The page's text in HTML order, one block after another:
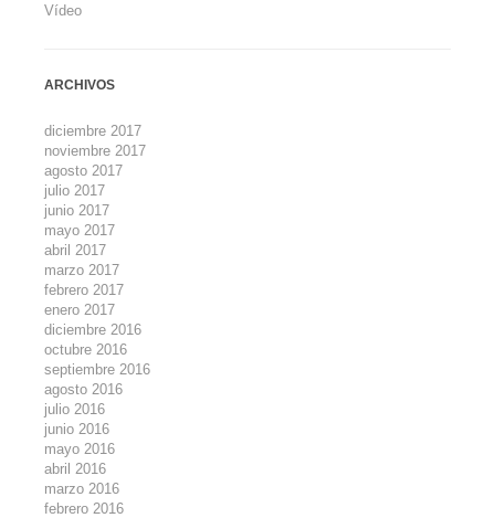
Vídeo
ARCHIVOS
diciembre 2017
noviembre 2017
agosto 2017
julio 2017
junio 2017
mayo 2017
abril 2017
marzo 2017
febrero 2017
enero 2017
diciembre 2016
octubre 2016
septiembre 2016
agosto 2016
julio 2016
junio 2016
mayo 2016
abril 2016
marzo 2016
febrero 2016